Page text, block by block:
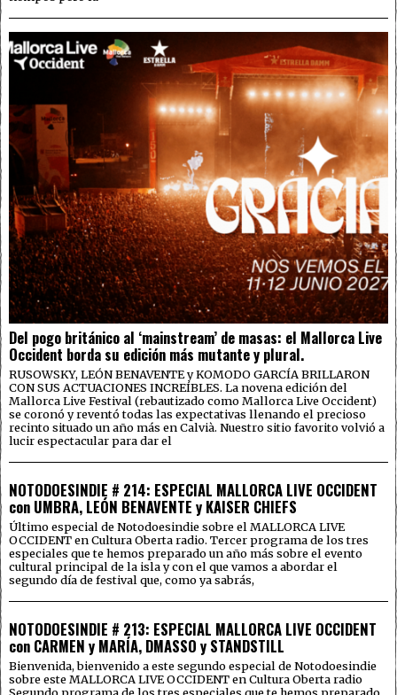
Del pogo británico al ‘mainstream’ de masas: el Mallorca Live
Occident borda su edición más mutante y plural.
RUSOWSKY, LEÓN BENAVENTE y KOMODO GARCÍA BRILLARON
CON SUS ACTUACIONES INCREÍBLES. La novena edición del
Mallorca Live Festival (rebautizado como Mallorca Live Occident)
se coronó y reventó todas las expectativas llenando el precioso
recinto situado un año más en Calvià. Nuestro sitio favorito volvió a
lucir espectacular para dar el
NOTODOESINDIE # 214: ESPECIAL MALLORCA LIVE OCCIDENT
con UMBRA, LEÓN BENAVENTE y KAISER CHIEFS
Último especial de Notodoesindie sobre el MALLORCA LIVE
OCCIDENT en Cultura Oberta radio. Tercer programa de los tres
especiales que te hemos preparado un año más sobre el evento
cultural principal de la isla y con el que vamos a abordar el
segundo día de festival que, como ya sabrás,
NOTODOESINDIE # 213: ESPECIAL MALLORCA LIVE OCCIDENT
con CARMEN y MARÍA, DMASSO y STANDSTILL
Bienvenida, bienvenido a este segundo especial de Notodoesindie
sobre este MALLORCA LIVE OCCIDENT en Cultura Oberta radio
Segundo programa de los tres especiales que te hemos preparado